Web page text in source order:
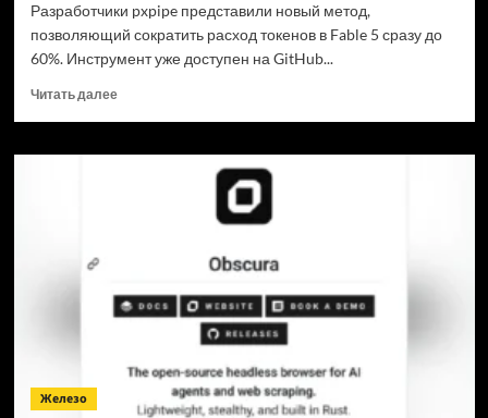
Разработчики pxpipe представили новый метод,
позволяющий сократить расход токенов в Fable 5 сразу до
60%. Инструмент уже доступен на GitHub...
Читать далееПрочитать
Для
инструмент,
который
на
токены
Железо